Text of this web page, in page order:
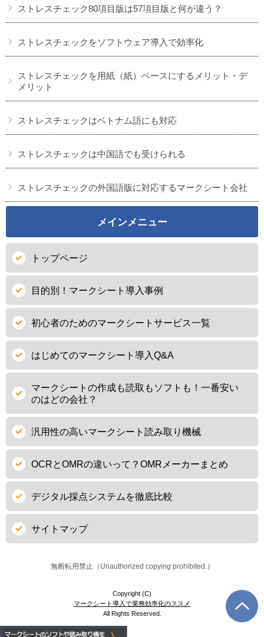
ストレスチェック80項目版は57項目版と何が違う？
ストレスチェックをソフトウェア導入で効率化
ストレスチェックを用紙（紙）ベースにするメリット・デ
メリット
ストレスチェックはベトナム語にも対応
ストレスチェックは中国語でも受けられる
ストレスチェックの外国語版に対応するマークシート会社
メインメニュー
トップページ
目的別！マークシート導入事例
初心者のためのマークシートサービス一覧
はじめてのマークシート導入Q&A
マークシートの作成も読取もソフトも！一番安い
のはどの会社？
汎用性の高いマークシート読み取り機械
OCRとOMRの違いって？OMRメーカーまとめ
デジタル採点システムを徹底比較
サイトマップ
無断転用禁止（Unauthorized copying prohibited.）
Copyright (C)
マークシート導入で業務効率化のススメ
All Rights Reserved.